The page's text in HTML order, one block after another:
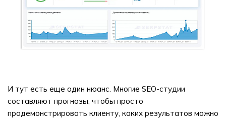
И тут есть еще один нюанс. Многие SEO-студии
составляют прогнозы, чтобы просто
продемонстрировать клиенту, каких результатов можно